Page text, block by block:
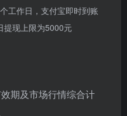
工作日，支付宝即时到账
提现上限为5000元
期及市场行情综合计